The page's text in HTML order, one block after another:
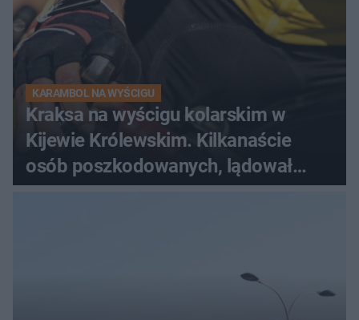
KARAMBOL NA WYŚCIGU
Kraksa na wyścigu kolarskim w
Kijewie Królewskim. Kilkanaście
osób poszkodowanych, lądował
śmigłowiec LPR